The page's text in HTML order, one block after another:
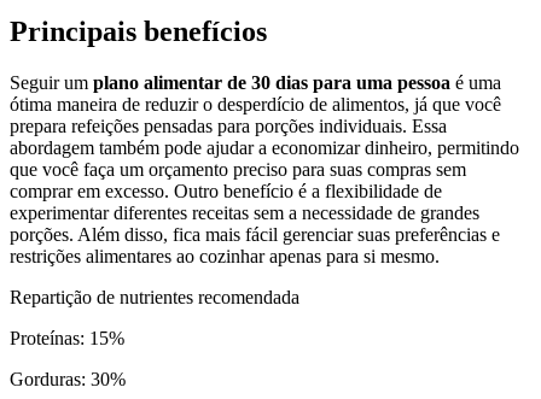
Principais benefícios
Seguir um plano alimentar de 30 dias para uma pessoa é uma
ótima maneira de reduzir o desperdício de alimentos, já que você
prepara refeições pensadas para porções individuais. Essa
abordagem também pode ajudar a economizar dinheiro, permitindo
que você faça um orçamento preciso para suas compras sem
comprar em excesso. Outro benefício é a flexibilidade de
experimentar diferentes receitas sem a necessidade de grandes
porções. Além disso, fica mais fácil gerenciar suas preferências e
restrições alimentares ao cozinhar apenas para si mesmo.
Repartição de nutrientes recomendada
Proteínas: 15%
Gorduras: 30%